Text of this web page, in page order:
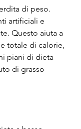
artificiali e
Questo aiuta a
totale di calorie,
piani di dieta
di grasso